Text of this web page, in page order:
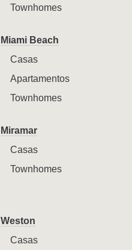
Townhomes
Miami Beach
Casas
Apartamentos
Townhomes
Miramar
Casas
Townhomes
Weston
Casas